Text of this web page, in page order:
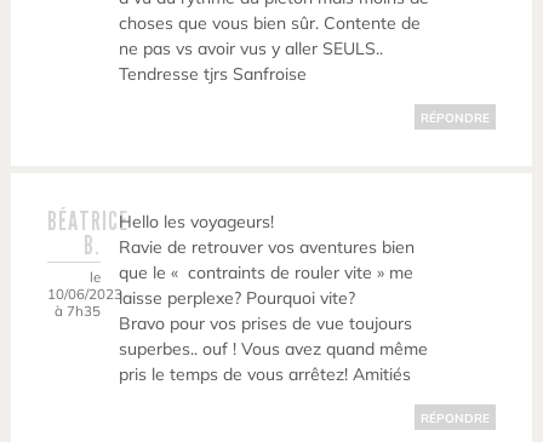
choses que vous bien sûr. Contente de
ne pas vs avoir vus y aller SEULS..
Tendresse tjrs Sanfroise
RÉPONDRE
BÉATRICE
B.
le
10/06/2023
à 7h35
Hello les voyageurs!
Ravie de retrouver vos aventures bien
que le « contraints de rouler vite » me
laisse perplexe? Pourquoi vite?
Bravo pour vos prises de vue toujours
superbes.. ouf ! Vous avez quand même
pris le temps de vous arrêtez! Amitiés
RÉPONDRE